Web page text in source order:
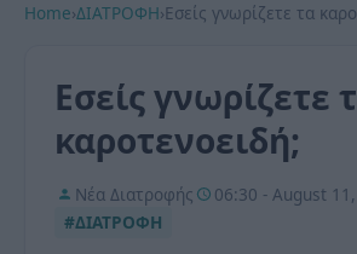
Home›ΔΙΑΤΡΟΦΗ›Εσείς γνωρίζετε τα
Εσείς γνωρίζετε
καροτενοειδή;
Νέα Διατροφής
06:30 - August
#ΔΙΑΤΡΟΦΗ